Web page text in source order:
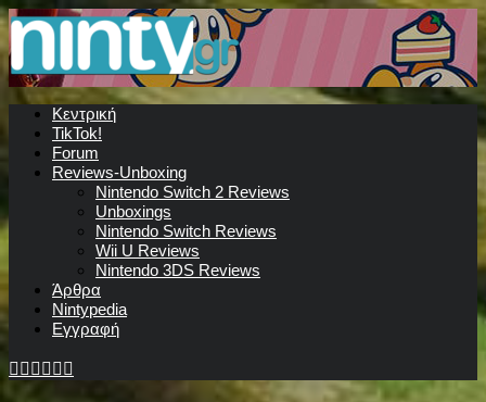
Κεντρική
TikTok!
Forum
Reviews-Unboxing
Nintendo Switch 2 Reviews
Unboxings
Nintendo Switch Reviews
Wii U Reviews
Nintendo 3DS Reviews
Άρθρα
Nintypedia
Εγγραφή